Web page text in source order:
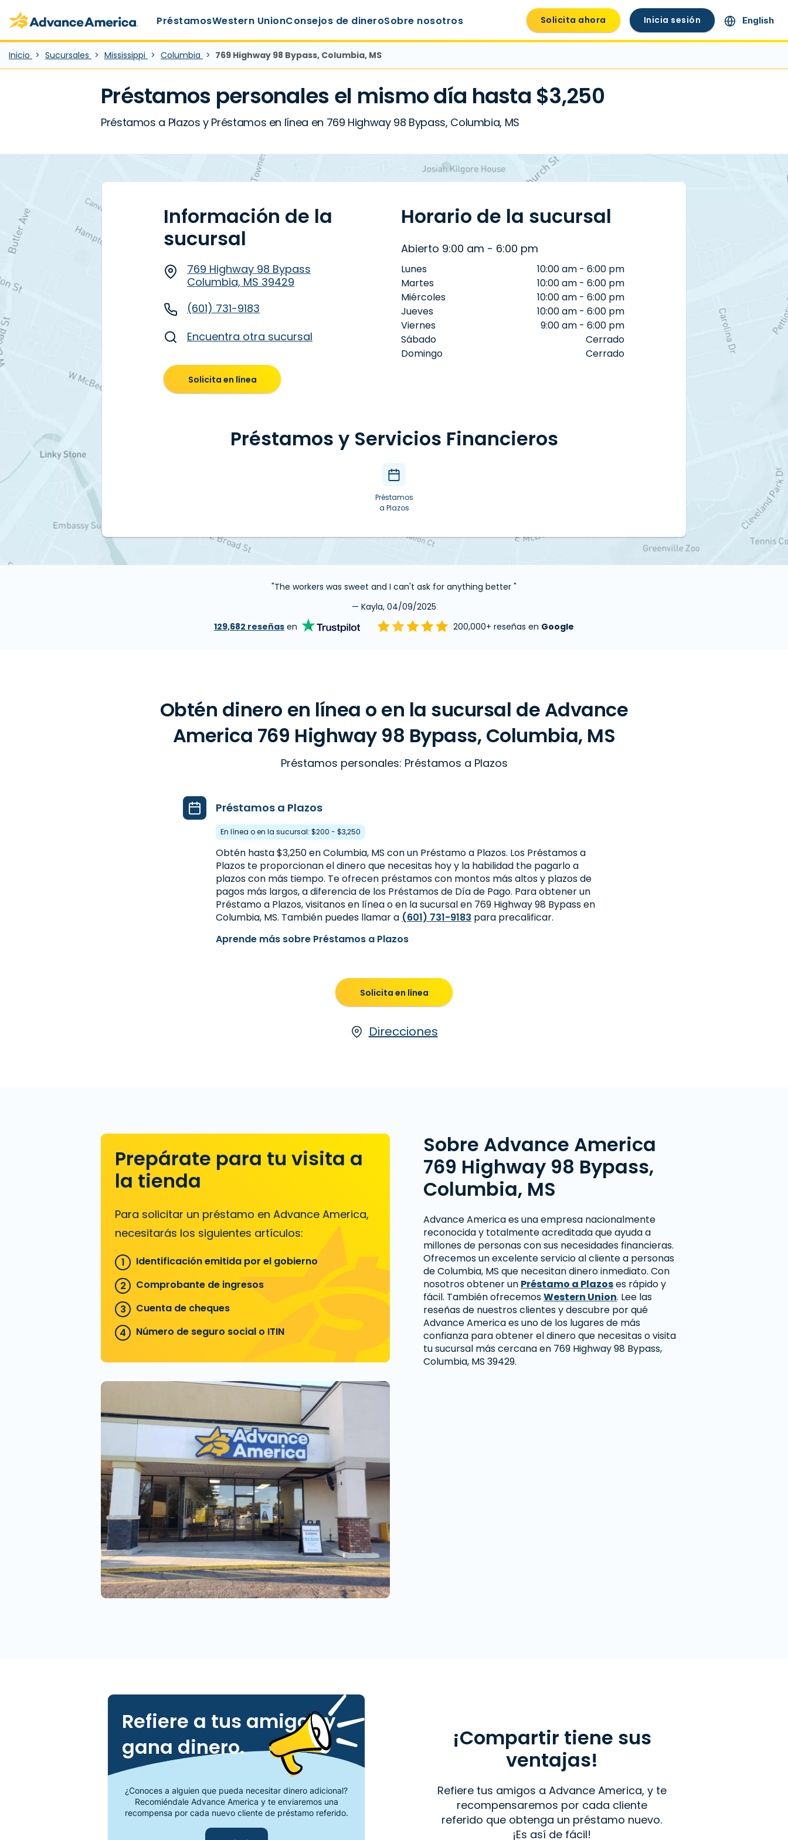
Advance America home
Main Menu
PréstamosWestern UnionConsejos de dineroSobre nosotros Solicita ahora Inicia sesión English
Inicio Sucursales Mississippi Columbia 769 Highway 98 Bypass, Columbia, MS
Préstamos personales el mismo día hasta $3,250
Préstamos a Plazos y Préstamos en línea en 769 Highway 98 Bypass, Columbia, MS
Información de la
sucursal
769 Highway 98 Bypass
Columbia, MS 39429
(601) 731-9183
Encuentra otra sucursal
Solicita en línea
Horario de la sucursal
Abierto 9:00 am - 6:00 pm
Lunes
10:00 am - 6:00 pm
Martes
10:00 am - 6:00 pm
Miércoles
10:00 am - 6:00 pm
Jueves
10:00 am - 6:00 pm
Viernes
9:00 am - 6:00 pm
Sábado
Cerrado
Domingo
Cerrado
Préstamos y Servicios Financieros
Préstamos
a Plazos
"The workers was sweet and I can't ask for anything better "
— Kayla, 04/09/2025
129,682 reseñas en 200,000+ reseñas en Google
Obtén dinero en línea o en la sucursal de Advance
America 769 Highway 98 Bypass, Columbia, MS
Préstamos personales: Préstamos a Plazos
Préstamos a Plazos
En línea o en la sucursal: $200 - $3,250
Obtén hasta $3,250 en Columbia, MS con un Préstamo a Plazos. Los Préstamos a
Plazos te proporcionan el dinero que necesitas hoy y la habilidad the pagarlo a
plazos con más tiempo. Te ofrecen préstamos con montos más altos y plazos de
pagos más largos, a diferencia de los Préstamos de Día de Pago. Para obtener un
Préstamo a Plazos, visitanos en línea o en la sucursal en 769 Highway 98 Bypass en
Columbia, MS. También puedes llamar a (601) 731-9183 para precalificar.
Aprende más sobre Préstamos a Plazos
Solicita en línea
Direcciones
Prepárate para tu visita a
la tienda
Para solicitar un préstamo en Advance America,
necesitarás los siguientes artículos:
Identificación emitida por el gobierno
Comprobante de ingresos
Cuenta de cheques
Número de seguro social o ITIN
Sobre Advance America
769 Highway 98 Bypass,
Columbia, MS
Advance America es una empresa nacionalmente
reconocida y totalmente acreditada que ayuda a
millones de personas con sus necesidades financieras.
Ofrecemos un excelente servicio al cliente a personas
de Columbia, MS que necesitan dinero inmediato. Con
nosotros obtener un Préstamo a Plazoses rápido y
fácil. También ofrecemosWestern Union. Lee las
reseñas de nuestros clientes y descubre por qué
Advance America es uno de los lugares de más
confianza para obtener el dinero que necesitas o visita
tu sucursal más cercana en 769 Highway 98 Bypass,
Columbia, MS 39429.
¡Compartir tiene sus
ventajas!
Refiere tus amigos a Advance America, y te
recompensaremos por cada cliente
referido que obtenga un préstamo nuevo.
¡Es así de fácil!
Refiere a tus amigos y
gana dinero.
¿Conoces a alguien que pueda necesitar dinero adicional?
Recomiéndale Advance America y te enviaremos una
recompensa por cada nuevo cliente de préstamo referido.